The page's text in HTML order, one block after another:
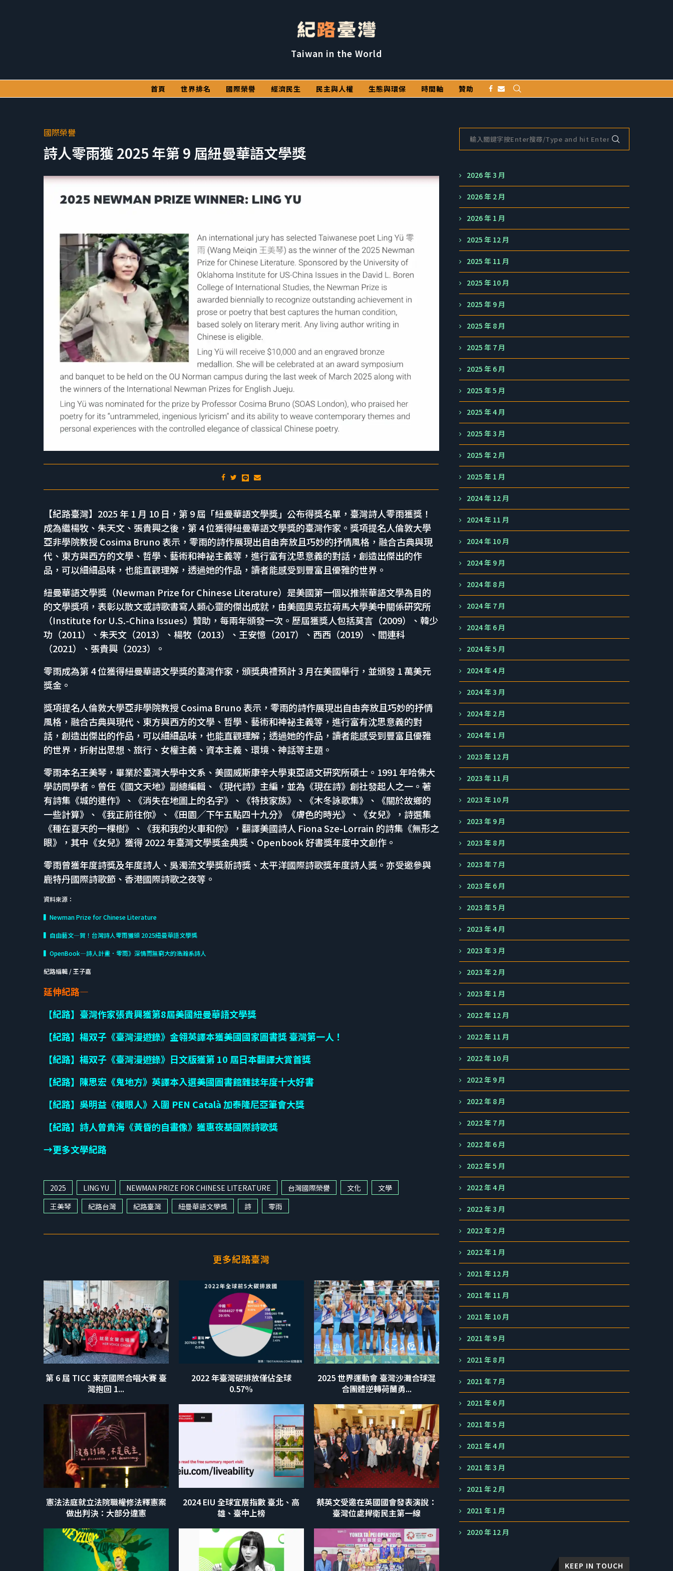
Taiwan in the World
首頁 世界排名 國際榮譽 經濟民生 民主與人權 生態與環保 時間軸 贊助
國際榮譽
詩人零雨獲 2025 年第 9 屆紐曼華語文學獎
【紀路臺灣】2025 年 1 月 10 日，第 9 屆「紐曼華語文學獎」公布得獎名單，臺灣詩人零雨獲獎！
成為繼楊牧、朱天文、張貴興之後，第 4 位獲得紐曼華語文學獎的臺灣作家。獎項提名人倫敦大學
亞非學院教授 Cosima Bruno 表示，零雨的詩作展現出自由奔放且巧妙的抒情風格，融合古典與現
代、東方與西方的文學、哲學、藝術和神祕主義等，進行富有沈思意義的對話，創造出傑出的作
品，可以細細品味，也能直觀理解，透過她的作品，讀者能感受到豐富且優雅的世界。
紐曼華語文學獎（Newman Prize for Chinese Literature）是美國第一個以推崇華語文學為目的
的文學獎項，表彰以散文或詩歌書寫人類心靈的傑出成就，由美國奧克拉荷馬大學美中關係研究所
（Institute for U.S.-China Issues）贊助，每兩年頒發一次。歷屆獲獎人包括莫言（2009）、韓少
功（2011）、朱天文（2013）、楊牧（2013）、王安憶（2017）、西西（2019）、閻連科
（2021）、張貴興（2023）。
零雨成為第 4 位獲得紐曼華語文學獎的臺灣作家，頒獎典禮預計 3 月在美國舉行，並頒發 1 萬美元
獎金。
獎項提名人倫敦大學亞非學院教授 Cosima Bruno 表示，零雨的詩作展現出自由奔放且巧妙的抒情
風格，融合古典與現代、東方與西方的文學、哲學、藝術和神祕主義等，進行富有沈思意義的對
話，創造出傑出的作品，可以細細品味，也能直觀理解；透過她的作品，讀者能感受到豐富且優雅
的世界，折射出思想、旅行、女權主義、資本主義、環境、神話等主題。
零雨本名王美琴，畢業於臺灣大學中文系、美國威斯康辛大學東亞語文研究所碩士。1991 年哈佛大
學訪問學者。曾任《國文天地》副總編輯、《現代詩》主編，並為《現在詩》創社發起人之一。著
有詩集《城的連作》、《消失在地圖上的名字》、《特技家族》、《木冬詠歌集》、《關於故鄉的
一些計算》、《我正前往你》、《田園╱下午五點四十九分》《膚色的時光》、《女兒》，詩選集
《種在夏天的一棵樹》、《我和我的火車和你》，翻譯美國詩人 Fiona Sze-Lorrain 的詩集《無形之
眼》，其中《女兒》獲得 2022 年臺灣文學獎金典獎、Openbook 好書獎年度中文創作。
零雨曾獲年度詩獎及年度詩人、吳濁流文學獎新詩獎、太平洋國際詩歌獎年度詩人獎。亦受邀參與
鹿特丹國際詩歌節、香港國際詩歌之夜等。
資料來源：
▍Newman Prize for Chinese Literature
▍自由藝文—賀！台灣詩人零雨獲頒 2025紐曼華語文學獎
▍OpenBook—詩人計畫．零雨》深情而無窮大的浩瀚系詩人
紀路編輯 / 王子嘉
延伸紀路—
【紀路】臺灣作家張貴興獲第8屆美國紐曼華語文學獎
【紀路】楊双子《臺灣漫遊錄》金翎英譯本獲美國國家圖書獎 臺灣第一人！
【紀路】楊双子《臺灣漫遊錄》日文版獲第 10 屆日本翻譯大賞首獎
【紀路】陳思宏《鬼地方》英譯本入選美國圖書館雜誌年度十大好書
【紀路】吳明益《複眼人》入圍 PEN Català 加泰隆尼亞筆會大獎
【紀路】詩人曾貴海《黃昏的自畫像》獲惠夜基國際詩歌獎
→更多文學紀路
2025 LING YU NEWMAN PRIZE FOR CHINESE LITERATURE 台灣國際榮譽 文化
文學
王美琴
紀路台灣 紀路臺灣 紐曼華語文學獎 詩 零雨
更多紀路臺灣
第 6 屆 TICC 東京國際合唱大賽 臺
灣抱回 1...
2022 年臺灣碳排放僅佔全球
0.57%
2025 世界運動會 臺灣沙灘合球混
合團體逆轉荷蘭勇...
憲法法庭就立法院職權修法釋憲案
做出判決：大部分違憲
2024 EIU 全球宜居指數 臺北、高
雄、臺中上榜
蔡英文受邀在英國國會發表演說：
臺灣位處捍衛民主第一線
2026 年 3 月
2026 年 2 月
2026 年 1 月
2025 年 12 月
2025 年 11 月
2025 年 10 月
2025 年 9 月
2025 年 8 月
2025 年 7 月
2025 年 6 月
2025 年 5 月
2025 年 4 月
2025 年 3 月
2025 年 2 月
2025 年 1 月
2024 年 12 月
2024 年 11 月
2024 年 10 月
2024 年 9 月
2024 年 8 月
2024 年 7 月
2024 年 6 月
2024 年 5 月
2024 年 4 月
2024 年 3 月
2024 年 2 月
2024 年 1 月
2023 年 12 月
2023 年 11 月
2023 年 10 月
2023 年 9 月
2023 年 8 月
2023 年 7 月
2023 年 6 月
2023 年 5 月
2023 年 4 月
2023 年 3 月
2023 年 2 月
2023 年 1 月
2022 年 12 月
2022 年 11 月
2022 年 10 月
2022 年 9 月
2022 年 8 月
2022 年 7 月
2022 年 6 月
2022 年 5 月
2022 年 4 月
2022 年 3 月
2022 年 2 月
2022 年 1 月
2021 年 12 月
2021 年 11 月
2021 年 10 月
2021 年 9 月
2021 年 8 月
2021 年 7 月
2021 年 6 月
2021 年 5 月
2021 年 4 月
2021 年 3 月
2021 年 2 月
2021 年 1 月
2020 年 12 月
KEEP IN TOUCH